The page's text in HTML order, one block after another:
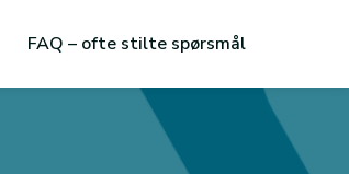
FAQ – ofte stilte spørsmål